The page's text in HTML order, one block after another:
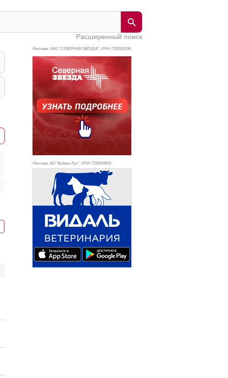
Расширенный поиск
Реклама. НАО "СЕВЕРНАЯ ЗВЕЗДА", ИНН 7720185196
Реклама. АО "Видаль Рус", ИНН 7728043605